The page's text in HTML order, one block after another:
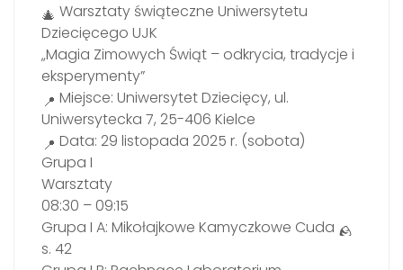
Warsztaty świąteczne Uniwersytetu
Dziecięcego UJK
„Magia Zimowych Świąt – odkrycia, tradycje i
eksperymenty”
Miejsce: Uniwersytet Dziecięcy, ul.
Uniwersytecka 7, 25-406 Kielce
Data: 29 listopada 2025 r. (sobota)
Grupa I
Warsztaty
08:30 – 09:15
Grupa I A: Mikołajkowe Kamyczkowe Cuda
s. 42